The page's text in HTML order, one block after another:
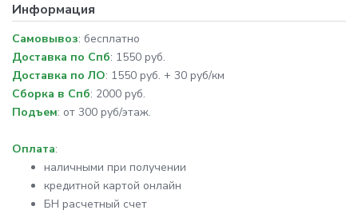
Информация
Самовывоз: бесплатно
Доставка по Спб: 1550 руб.
Доставка по ЛО: 1550 руб. + 30 руб/км
Сборка в Спб: 2000 руб.
Подъем: от 300 руб/этаж.
Оплата:
наличными при получении
кредитной картой онлайн
БН расчетный счет